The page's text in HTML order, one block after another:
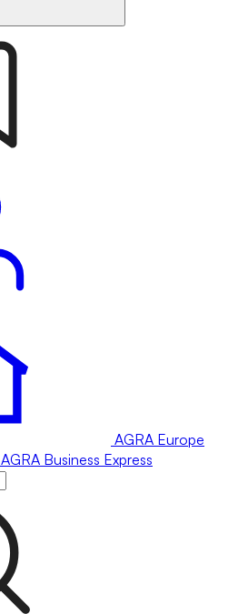
AGRA Europe
AGRA Business Express